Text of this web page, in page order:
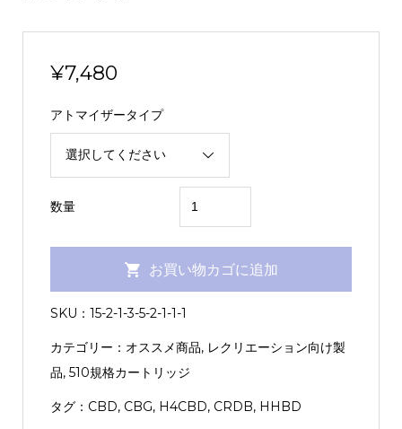
¥7,480
アトマイザータイプ
数量
HYBRID（AfghanKush：
0.5ml）
【KUSH
お買い物カゴに追加
SKU： 15-2-1-3-5-2-1-1-1
カテゴリー： オススメ商品, レクリエーション向け製
品, 510規格カートリッジ
タグ： CBD, CBG, H4CBD, CRDB, HHBD